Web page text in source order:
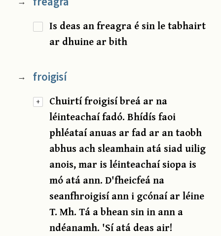
Is deas an freagra é sin le tabhairt
ar dhuine ar bith
+
→ froigisí
Chuirtí froigisí breá ar na
léinteachaí fadó. Bhídís faoi
phléataí anuas ar fad ar an taobh
abhus ach sleamhain atá siad uilig
anois, mar is léinteachaí siopa is
mó atá ann. D'fheicfeá na
seanfhroigisí ann i gcónaí ar léine
T. Mh. Tá a bhean sin in ann a
ndéanamh. 'Sí atá deas air!